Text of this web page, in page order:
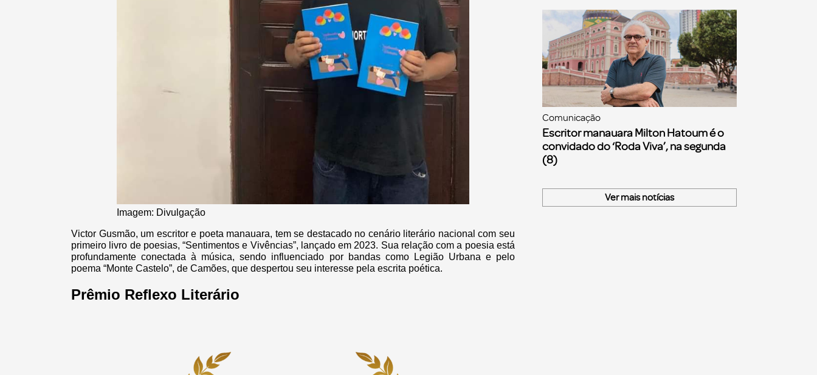
Imagem: Divulgação
Victor Gusmão, um escritor e poeta manauara, tem se destacado no cenário literário nacional com seu
primeiro livro de poesias, “Sentimentos e Vivências”, lançado em 2023. Sua relação com a poesia está
profundamente conectada à música, sendo influenciado por bandas como Legião Urbana e pelo
poema “Monte Castelo”, de Camões, que despertou seu interesse pela escrita poética.
Prêmio Reflexo Literário
Comunicação
Escritor manauara Milton Hatoum é o
convidado do ‘Roda Viva’, na segunda
(8)
Ver mais notícias